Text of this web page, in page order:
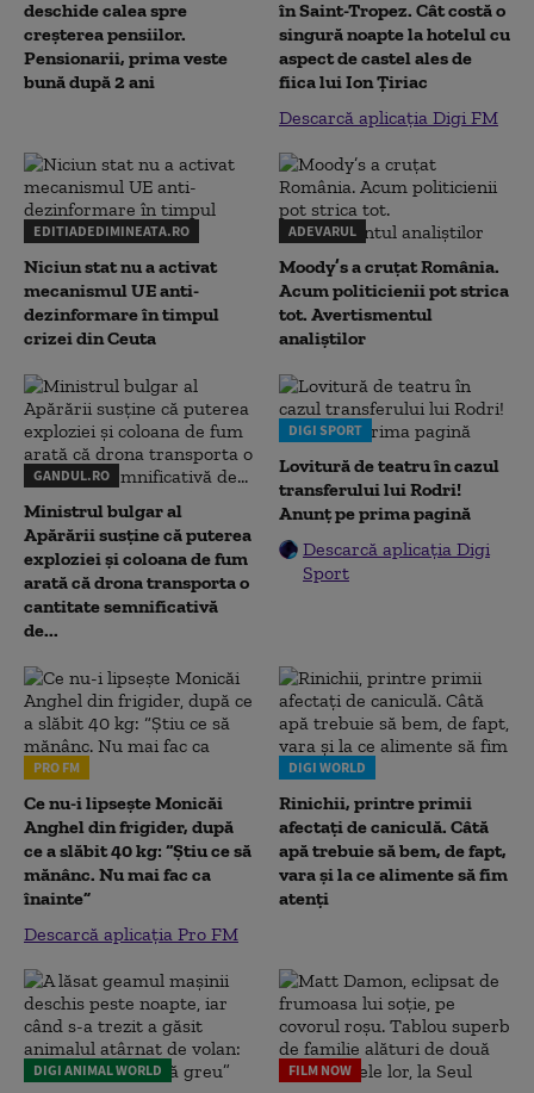
deschide calea spre
creșterea pensiilor.
Pensionarii, prima veste
bună după 2 ani
în Saint-Tropez. Cât costă o
singură noapte la hotelul cu
aspect de castel ales de
fiica lui Ion Țiriac
Descarcă aplicația Digi FM
EDITIADEDIMINEATA.RO
Niciun stat nu a activat
mecanismul UE anti-
dezinformare în timpul
crizei din Ceuta
ADEVARUL
Moody’s a cruțat România.
Acum politicienii pot strica
tot. Avertismentul
analiștilor
GANDUL.RO
Ministrul bulgar al
Apărării susține că puterea
exploziei și coloana de fum
arată că drona transporta o
cantitate semnificativă
de...
DIGI SPORT
Lovitură de teatru în cazul
transferului lui Rodri!
Anunț pe prima pagină
Descarcă aplicația Digi
Sport
PRO FM
Ce nu-i lipsește Monicăi
Anghel din frigider, după
ce a slăbit 40 kg: “Știu ce să
mănânc. Nu mai fac ca
înainte”
Descarcă aplicația Pro FM
DIGI WORLD
Rinichii, printre primii
afectați de caniculă. Câtă
apă trebuie să bem, de fapt,
vara și la ce alimente să fim
atenți
DIGI ANIMAL WORLD FILM NOW